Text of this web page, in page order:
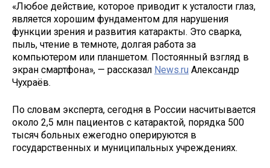
«Любое действие, которое приводит к усталости глаз,
является хорошим фундаментом для нарушения
функции зрения и развития катаракты. Это сварка,
пыль, чтение в темноте, долгая работа за
компьютером или планшетом. Постоянный взгляд в
экран смартфона», — рассказал News.ru Александр
Чухраёв.
По словам эксперта, сегодня в России насчитывается
около 2,5 млн пациентов с катарактой, порядка 500
тысяч больных ежегодно оперируются в
государственных и муниципальных учреждениях.